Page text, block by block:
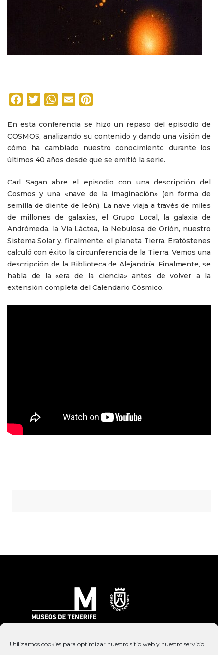
Utilizamos cookies para optimizar nuestro sitio web y nuestro servicio.
Facebook
TwitterWhatsApp
Email
En esta conferencia se hizo un repaso del episodio de
COSMOS, analizando su contenido y dando una visión de
cómo ha cambiado nuestro conocimiento durante los
últimos 40 años desde que se emitió la serie.
Carl Sagan abre el episodio con una descripción del
Cosmos y una «nave de la imaginación» (en forma de
semilla de diente de león). La nave viaja a través de miles
de millones de galaxias, el Grupo Local, la galaxia de
Andrómeda, la Vía Láctea, la Nebulosa de Orión, nuestro
Sistema Solar y, finalmente, el planeta Tierra. Eratóstenes
calculó con éxito la circunferencia de la Tierra. Vemos una
descripción de la Biblioteca de Alejandría. Finalmente, se
habla de la «era de la ciencia» antes de volver a la
extensión completa del Calendario Cósmico.
Av. de los Menceyes, 70, 38205 San Cristóbal de